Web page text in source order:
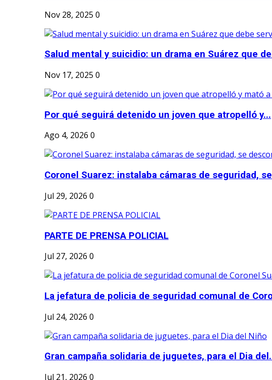
Nov 28, 2025 0
Salud mental y suicidio: un drama en Suárez que
Nov 17, 2025 0
Por qué seguirá detenido un joven que atropelló y...
Ago 4, 2026 0
Coronel Suarez: instalaba cámaras de seguridad,
Jul 29, 2026 0
PARTE DE PRENSA POLICIAL
Jul 27, 2026 0
La jefatura de policia de seguridad comunal de
Jul 24, 2026 0
Gran campaña solidaria de juguetes, para el Dia
Jul 21, 2026 0